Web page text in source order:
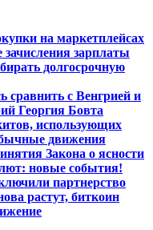
на маркетплейсах
зарплаты
долгосрочную
сравнить с Венгрией и
Георгия Бовта
использующих
движения
Закона о ясности
новые события!
партнерство
растут, биткоин